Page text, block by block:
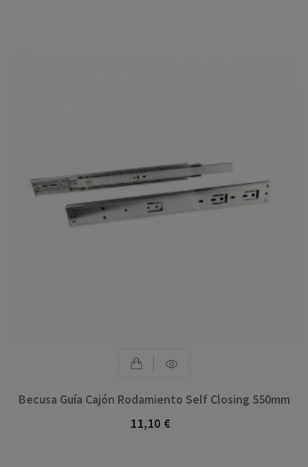
Becusa Guía Cajón Rodamiento Self Closing 550mm
Precio
11,10 €